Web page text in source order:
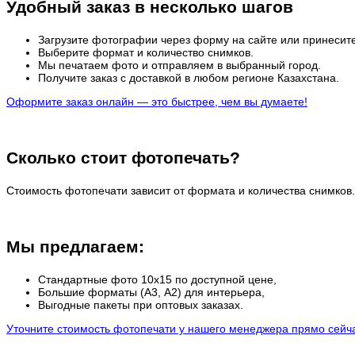
Удобный заказ в несколько шагов
Загрузите фотографии через форму на сайте или
Выберите формат и количество снимков.
Мы печатаем фото и отправляем в выбранный город.
Получите заказ с доставкой в любом регионе Казахстана.
Оформите заказ онлайн — это быстрее, чем вы думаете!
Сколько стоит фотопечать?
Стоимость фотопечати зависит от формата и количества снимков.
Мы предлагаем:
Стандартные фото 10х15 по доступной цене,
Большие форматы (А3, А2) для интерьера,
Выгодные пакеты при оптовых заказах.
Уточните стоимость фотопечати у нашего менеджера прямо